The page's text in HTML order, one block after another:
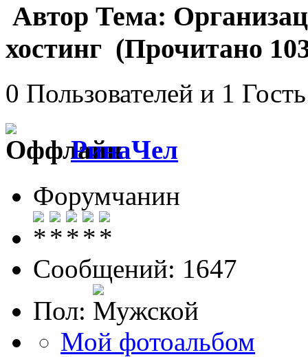
Автор Тема:
хостинг (Прочитано
0 Пользователей и 1
РинаЧел
Форумчанин
Сообщений: 1647
Пол:
Мой фотоальбом